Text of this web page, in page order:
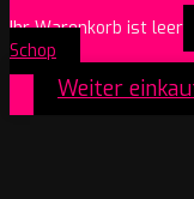
Ihr Warenkorb ist leer
Schop
Weiter